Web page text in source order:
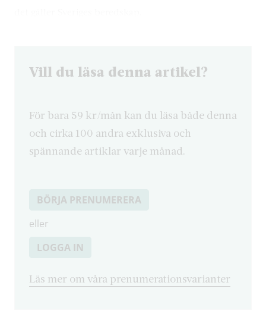
Vill du läsa denna artikel?
För bara 59 kr/mån kan du läsa både denna
och cirka 100 andra exklusiva och
spännande artiklar varje månad.
BÖRJA PRENUMERERA
eller
LOGGA IN
Läs mer om våra prenumerationsvarianter